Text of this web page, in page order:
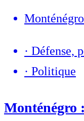
Monténégro
· Défense,
· Politique
Monténégro